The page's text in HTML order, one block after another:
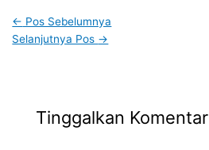
← Pos Sebelumnya
Selanjutnya Pos →
Tinggalkan Komentar